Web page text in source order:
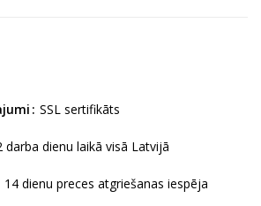
SSL sertifikāts
darba dienu laikā visā Latvijā
14 dienu preces atgriešanas iespēja